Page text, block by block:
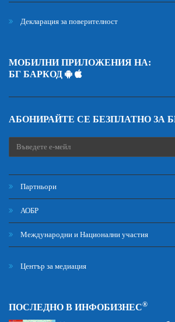
Декларация за поверителност
МОБИЛНИ ПРИЛОЖЕНИЯ НА:
БГ БАРКОД
АБОНИРАЙТЕ СЕ БЕЗПЛАТНО ЗА
Партньори
АОБР
Международни и Национални участия
Център за медиация
ПОСЛЕДНО В ИНФОБИЗНЕС®